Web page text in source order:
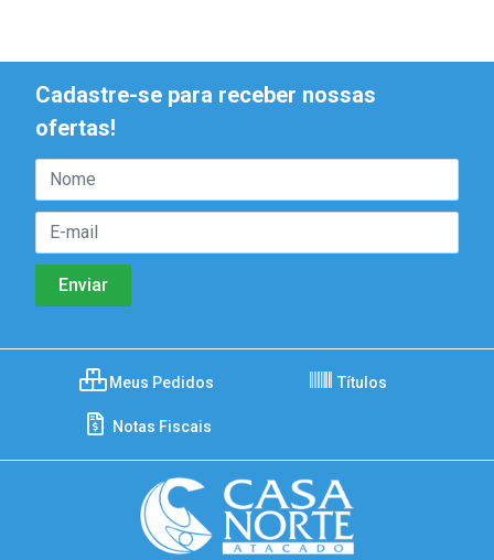
Cadastre-se para receber nossas
ofertas!
Meus Pedidos Títulos
Notas Fiscais